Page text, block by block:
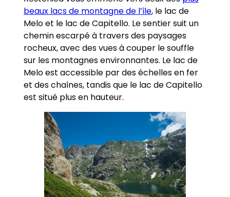
beaux lacs de montagne de l’île, le lac de
Melo et le lac de Capitello. Le sentier suit un
chemin escarpé à travers des paysages
rocheux, avec des vues à couper le souffle
sur les montagnes environnantes. Le lac de
Melo est accessible par des échelles en fer
et des chaînes, tandis que le lac de Capitello
est situé plus en hauteur.